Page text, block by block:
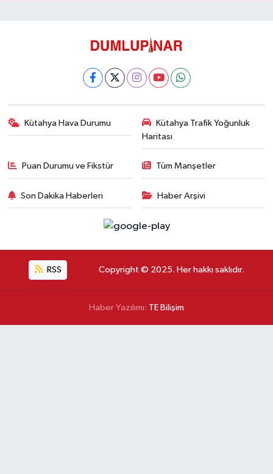
Kütahya Hava Durumu
Kütahya Trafik Yoğunluk
Haritası
Puan Durumu ve Fikstür Tüm Manşetler
Son Dakika Haberleri Haber Arşivi
RSS Copyright © 2025. Her hakkı saklıdır.
Haber Yazılımı: TE Bilişim